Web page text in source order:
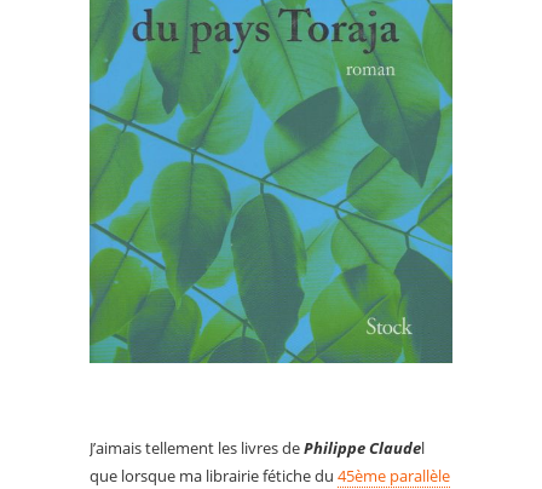
J’aimais tellement les livres dePhilippe Claudel
que lorsque ma librairie fétiche du 45ème parallèle